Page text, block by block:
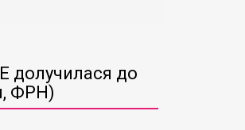
долучилася до
ФРН)